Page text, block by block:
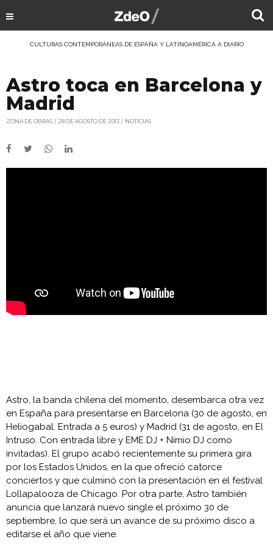
CULTURAS CONTEMPORÁNEAS DE ESPAÑA Y LATINOAMÉRICA A DIARIO
Astro toca en Barcelona y
Madrid
ZONA DE OBRAS 28 DE AGOSTO DE 2013 NOTICIAS
Astro, la banda chilena del momento, desembarca otra vez
en España para presentarse en Barcelona (30 de agosto, en
Heliogabal. Entrada a 5 euros) y Madrid (31 de agosto, en El
Intruso. Con entrada libre y EME DJ + Nimio DJ como
invitadas). El grupo acabó recientemente su primera gira
por los Estados Unidos, en la que ofreció catorce
conciertos y que culminó con la presentación en el festival
Lollapalooza de Chicago. Por otra parte, Astro también
anuncia que lanzará nuevo single el próximo 30 de
septiembre, lo que será un avance de su próximo disco a
editarse el año que viene.